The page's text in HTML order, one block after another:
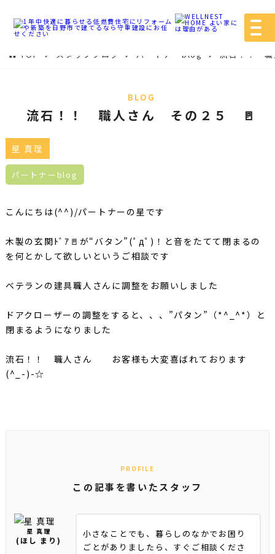
TOP スタッフブログ パートナーblog 流石！！
BLOG
流石！！ 職人さん その２５ 🚪
星 真理
パートナーblog
こんにちは(^^)/パートナーの星です
木製の玄関ﾄﾞｱ🚪が“バタン”(ﾟдﾟ)！と音をたてて閉まるの
を何とかして欲しいというご相談です
ベテランの建具職人さんに調整をお願いしました
ドアクローザーの調整をすると、、、”パタン”（*^_^*）と
閉まるようになりました
流石！！ 職人さん お客様も大変喜ばれております
(^_-)-☆
PROFILE
この記事を書いたスタッフ
星 真理
(ほし まり)
小さなことでも、暮らしのなかでお困り
ごとがありましたら、すぐご相談くださ